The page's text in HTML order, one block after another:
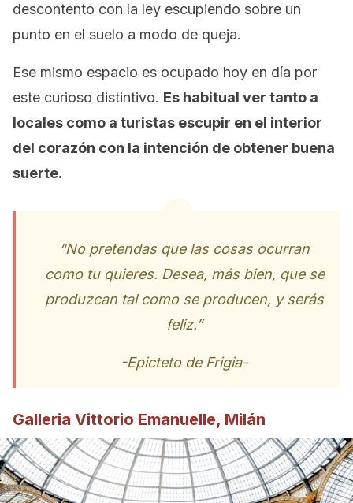
descontento con la ley escupiendo sobre un
punto en el suelo a modo de queja.
Ese mismo espacio es ocupado hoy en día por
este curioso distintivo. Es habitual ver tanto a
locales como a turistas escupir en el interior
del corazón con la intención de obtener buena
suerte.
“No pretendas que las cosas ocurran
como tu quieres. Desea, más bien, que se
produzcan tal como se producen, y serás
feliz.”
-Epicteto de Frigia-
Galleria Vittorio Emanuelle, Milán